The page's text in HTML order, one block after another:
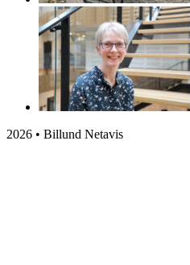
2026 • Billund Netavis